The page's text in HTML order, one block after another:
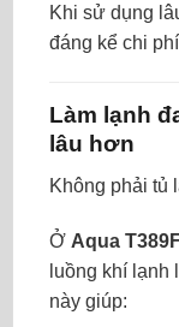
Khi sử dụng
đáng kể chi
Làm lạnh
lâu hơn
Không phải tủ
Ở Aqua
luồng khí lạnh
này giúp: